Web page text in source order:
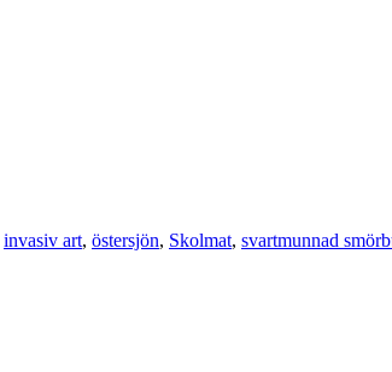
invasiv art, östersjön, Skolmat, svartmunnad